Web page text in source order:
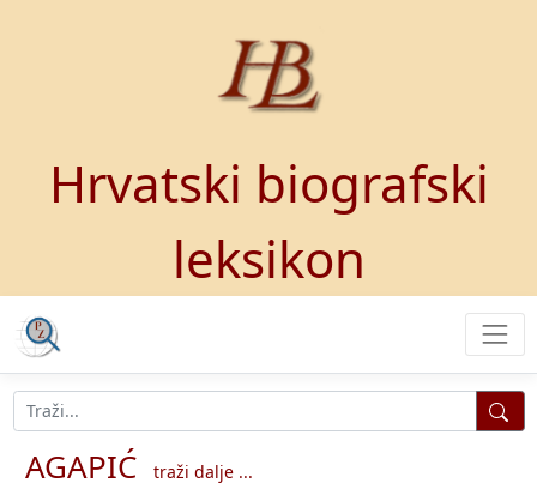
Hrvatski biografski
leksikon
AGAPIĆ
traži dalje ...